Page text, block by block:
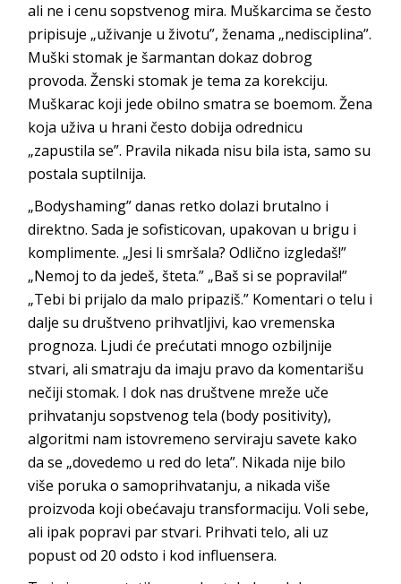
ali ne i cenu sopstvenog mira. Muškarcima se često
pripisuje „uživanje u životu”, ženama „nedisciplina”.
Muški stomak je šarmantan dokaz dobrog
provoda. Ženski stomak je tema za korekciju.
Muškarac koji jede obilno smatra se boemom. Žena
koja uživa u hrani često dobija odrednicu
„zapustila se”. Pravila nikada nisu bila ista, samo su
postala suptilnija.
„Bodyshaming” danas retko dolazi brutalno i
direktno. Sada je sofisticovan, upakovan u brigu i
komplimente. „Jesi li smršala? Odlično izgledaš!”
„Nemoj to da jedeš, šteta.” „Baš si se popravila!”
„Tebi bi prijalo da malo pripaziš.” Komentari o telu i
dalje su društveno prihvatljivi, kao vremenska
prognoza. Ljudi će prećutati mnogo ozbiljnije
stvari, ali smatraju da imaju pravo da komentarišu
nečiji stomak. I dok nas društvene mreže uče
prihvatanju sopstvenog tela (body positivity),
algoritmi nam istovremeno serviraju savete kako
da se „dovedemo u red do leta”. Nikada nije bilo
više poruka o samoprihvatanju, a nikada više
proizvoda koji obećavaju transformaciju. Voli sebe,
ali ipak popravi par stvari. Prihvati telo, ali uz
popust od 20 odsto i kod influensera.